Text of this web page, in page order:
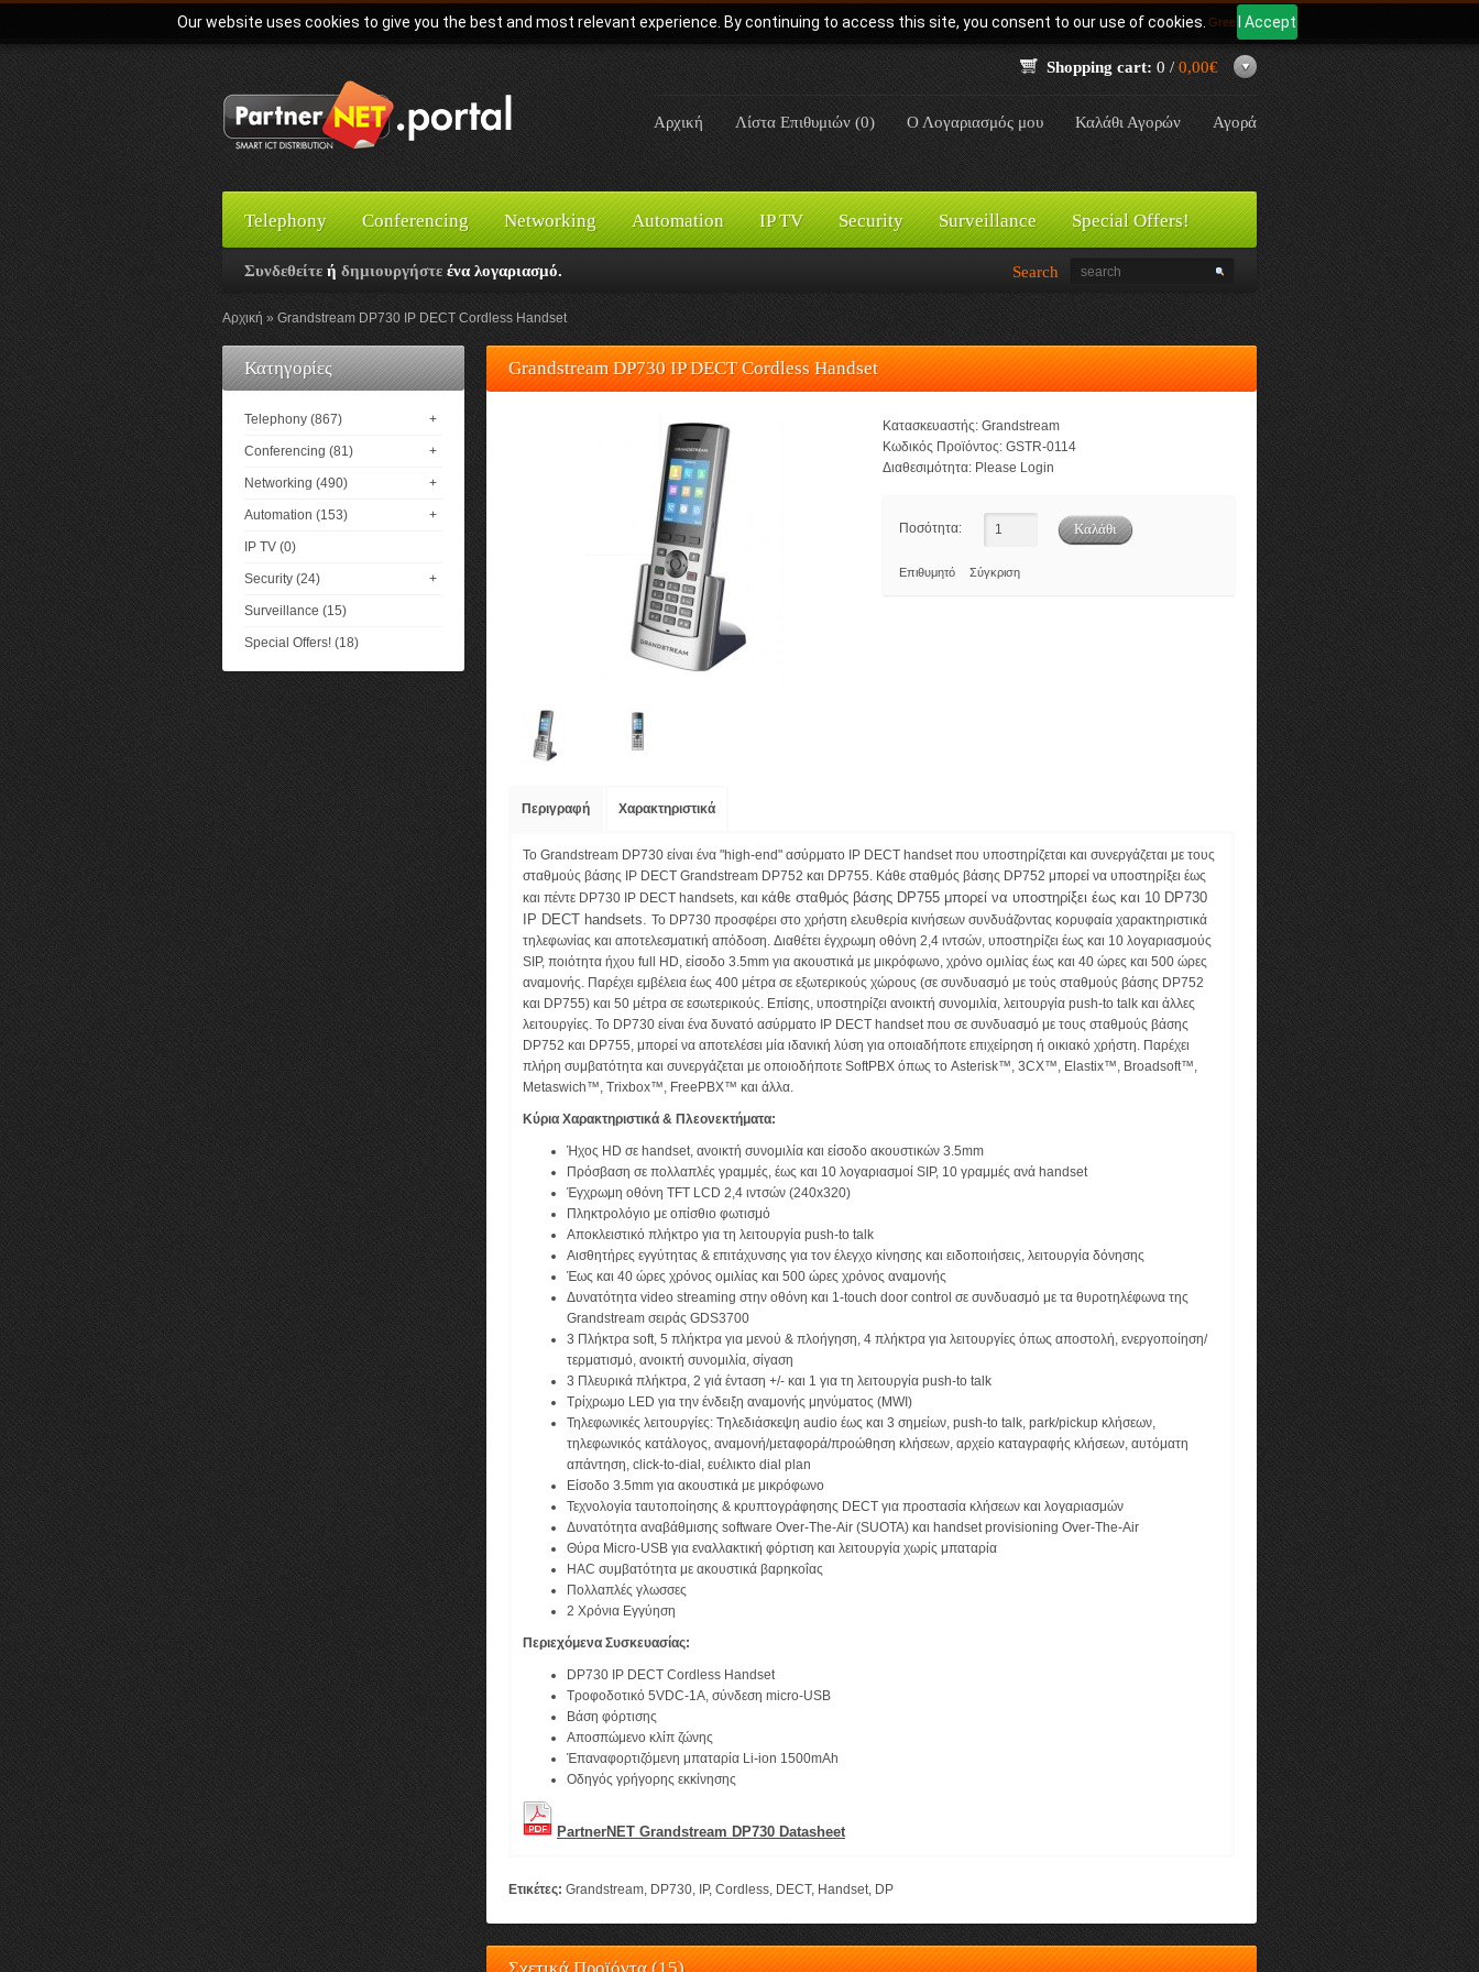
Our website uses cookies to give you the best and most relevant experience. By continuing to access this site, you consent to our use of cookies. I Accept
Γλώσσα: Greek
Shopping cart: 0 / 0,00€
Αρχική Λίστα Επιθυμιών (0) Ο Λογαριασμός μου Καλάθι Αγορών Αγορά
Telephony Conferencing Networking Automation IP TV Security Surveillance Special Offers!
Συνδεθείτε ή δημιουργήστε ένα λογαριασμό. Search
Αρχική Grandstream DP730 IP DECT Cordless Handset
Κατηγορίες
Telephony (867) +
Conferencing (81) +
Networking (490) +
Automation (153) +
IP TV (0)
Security (24) +
Surveillance (15)
Special Offers! (18)
Grandstream DP730 IP DECT Cordless Handset
Κατασκευαστής: Grandstream
Κωδικός Προϊόντος: GSTR-0114
Διαθεσιμότητα: Please Login
Ποσότητα:
Επιθυμητό Σύγκριση
Περιγραφή Χαρακτηριστικά
Το Grandstream DP730 είναι ένα "high-end" ασύρματο IP DECT handset που υποστηρίζεται και συνεργάζεται με τους
σταθμούς βάσης IP DECT Grandstream DP752 και DP755. Κάθε σταθμός βάσης DP752 μπορεί να υποστηρίξει έως
και πέντε DP730 IP DECT handsets, και κάθε σταθμός βάσης DP755 μπορεί να υποστηρίξει έως και 10 DP730
IP DECT handsets. Το DP730 προσφέρει στο χρήστη ελευθερία κινήσεων συνδυάζοντας κορυφαία χαρακτηριστικά
τηλεφωνίας και αποτελεσματική απόδοση. Διαθέτει έγχρωμη οθόνη 2,4 ιντσών, υποστηρίζει έως και 10 λογαριασμούς
SIP, ποιότητα ήχου full HD, είσοδο 3.5mm για ακουστικά με μικρόφωνο, χρόνο ομιλίας έως και 40 ώρες και 500 ώρες
αναμονής. Παρέχει εμβέλεια έως 400 μέτρα σε εξωτερικούς χώρους (σε συνδυασμό με τούς σταθμούς βάσης DP752
και DP755) και 50 μέτρα σε εσωτερικούς. Επίσης, υποστηρίζει ανοικτή συνομιλία, λειτουργία push-to talk και άλλες
λειτουργίες. Το DP730 είναι ένα δυνατό ασύρματο IP DECT handset που σε συνδυασμό με τους σταθμούς βάσης
DP752 και DP755, μπορεί να αποτελέσει μία ιδανική λύση για οποιαδήποτε επιχείρηση ή οικιακό χρήστη. Παρέχει
πλήρη συμβατότητα και συνεργάζεται με οποιοδήποτε SoftPBX όπως το Asterisk™, 3CX™, Elastix™, Broadsoft™,
Metaswich™, Trixbox™, FreePBX™ και άλλα.
Κύρια Χαρακτηριστικά & Πλεονεκτήματα:
Ήχος HD σε handset, ανοικτή συνομιλία και είσοδο ακουστικών 3.5mm
Πρόσβαση σε πολλαπλές γραμμές, έως και 10 λογαριασμοί SIP, 10 γραμμές ανά handset
Έγχρωμη οθόνη TFT LCD 2,4 ιντσών (240x320)
Πληκτρολόγιο με οπίσθιο φωτισμό
Αποκλειστικό πλήκτρο για τη λειτουργία push-to talk
Αισθητήρες εγγύτητας & επιτάχυνσης για τον έλεγχο κίνησης και ειδοποιήσεις, λειτουργία δόνησης
Έως και 40 ώρες χρόνος ομιλίας και 500 ώρες χρόνος αναμονής
Δυνατότητα video streaming στην οθόνη και 1-touch door control σε συνδυασμό με τα θυροτηλέφωνα της
Grandstream σειράς GDS3700
3 Πλήκτρα soft, 5 πλήκτρα για μενού & πλοήγηση, 4 πλήκτρα για λειτουργίες όπως αποστολή, ενεργοποίηση/
τερματισμό, ανοικτή συνομιλία, σίγαση
3 Πλευρικά πλήκτρα, 2 γιά ένταση +/- και 1 για τη λειτουργία push-to talk
Τρίχρωμο LED για την ένδειξη αναμονής μηνύματος (MWI)
Τηλεφωνικές λειτουργίες: Tηλεδιάσκεψη audio έως και 3 σημείων, push-to talk, park/pickup κλήσεων,
τηλεφωνικός κατάλογος, αναμονή/μεταφορά/προώθηση κλήσεων, αρχείο καταγραφής κλήσεων, αυτόματη
απάντηση, click-to-dial, ευέλικτο dial plan
Είσοδο 3.5mm για ακουστικά με μικρόφωνο
Τεχνολογία ταυτοποίησης & κρυπτογράφησης DECT για προστασία κλήσεων και λογαριασμών
Δυνατότητα αναβάθμισης software Over-The-Air (SUOTA) και handset provisioning Over-The-Air
Θύρα Micro-USB για εναλλακτική φόρτιση και λειτουργία χωρίς μπαταρία
HAC συμβατότητα με ακουστικά βαρηκοΐας
Πολλαπλές γλωσσες
2 Χρόνια Εγγύηση
Περιεχόμενα Συσκευασίας:
DP730 IP DECT Cordless Handset
Τροφοδοτικό 5VDC-1A, σύνδεση micro-USB
Βάση φόρτισης
Αποσπώμενο κλίπ ζώνης
Έπαναφορτιζόμενη μπαταρία Li-ion 1500mAh
Οδηγός γρήγορης εκκίνησης
PartnerNET Grandstream DP730 Datasheet
Ετικέτες: Grandstream, DP730, IP, Cordless, DECT, Handset, DP